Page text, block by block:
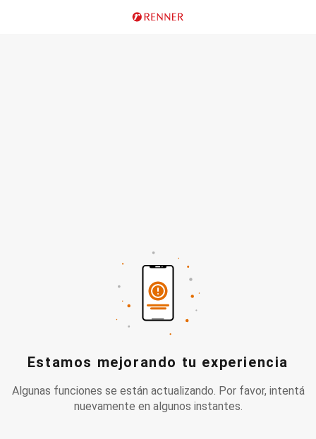
Estamos mejorando tu experiencia
Algunas funciones se están actualizando. Por favor, intentá
nuevamente en algunos instantes.